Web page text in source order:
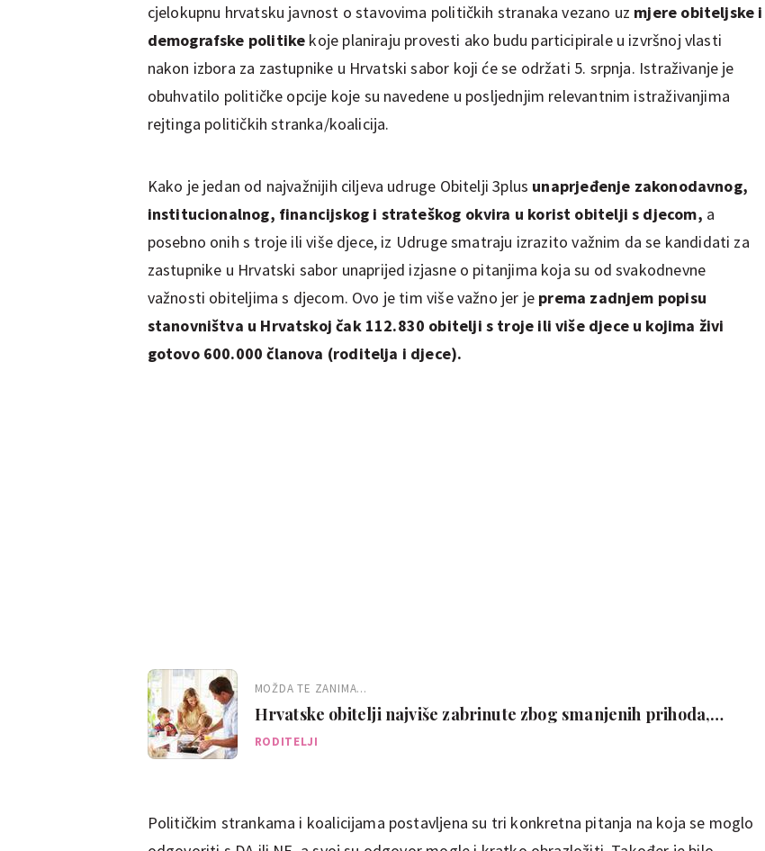
cjelokupnu hrvatsku javnost o stavovima političkih stranaka vezano uz mjere obiteljske i
demografske politike koje planiraju provesti ako budu participirale u izvršnoj vlasti
nakon izbora za zastupnike u Hrvatski sabor koji će se održati 5. srpnja. Istraživanje je
obuhvatilo političke opcije koje su navedene u posljednjim relevantnim istraživanjima
rejtinga političkih stranka/koalicija.
Kako je jedan od najvažnijih ciljeva udruge Obitelji 3plus unaprjeđenje zakonodavnog,
institucionalnog, financijskog i strateškog okvira u korist obitelji s djecom, a
posebno onih s troje ili više djece, iz Udruge smatraju izrazito važnim da se kandidati za
zastupnike u Hrvatski sabor unaprijed izjasne o pitanjima koja su od svakodnevne
važnosti obiteljima s djecom. Ovo je tim više važno jer je prema zadnjem popisu
stanovništva u Hrvatskoj čak 112.830 obitelji s troje ili više djece u kojima živi
gotovo 600.000 članova (roditelja i djece).
MOŽDA TE ZANIMA...
Hrvatske obitelji najviše zabrinute zbog smanjenih prihoda,
financija i hoće li imati posao
RODITELJI
Političkim strankama i koalicijama postavljena su tri konkretna pitanja na koja se moglo